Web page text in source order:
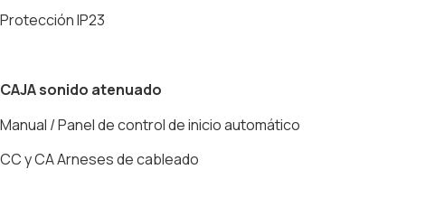
Protección IP23
CAJA sonido atenuado
Manual / Panel de control de inicio automático
CC y CA Arneses de cableado